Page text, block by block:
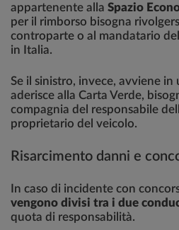
appartenente alla Spazio
per il rimborso bisogna
controparte o al mandatario
in Italia.
Se il sinistro, invece, avviene in
aderisce alla Carta Verde,
compagnia del responsabile
proprietario del veicolo.
Risarcimento danni e
In caso di incidente con
vengono divisi tra i due
quota di responsabilità.